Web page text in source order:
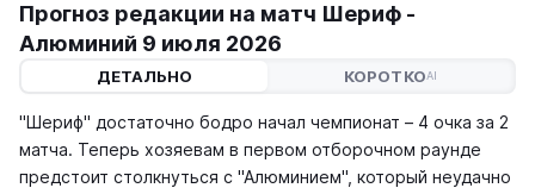
Прогноз редакции на матч Шериф -
Алюминий 9 июля 2026
ДЕТАЛЬНО КОРОТКОAI
"Шериф" достаточно бодро начал чемпионат – 4 очка за 2
матча. Теперь хозяевам в первом отборочном раунде
предстоит столкнуться с "Алюминием", который неудачно